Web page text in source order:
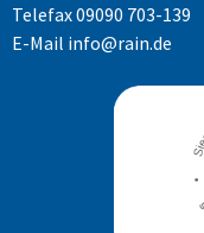
Telefax 09090 703-139
E-Mail info@rain.de